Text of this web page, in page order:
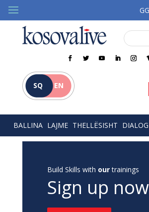
SQ EN
BALLINA LAJME THELLËSISHT DIALOG
Build Skills with ourtrainings
Sign up